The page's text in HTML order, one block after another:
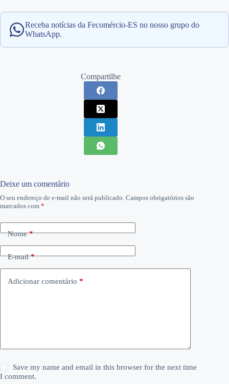
Receba notícias da Fecomércio-ES no nosso grupo do
WhatsApp.
Compartilhe
Deixe um comentário
O seu endereço de e-mail não será publicado. Campos obrigatórios são
marcados com *
Nome*
E-mail*
Adicionar comentário *
Save my name and email in this browser for the next time
I comment.